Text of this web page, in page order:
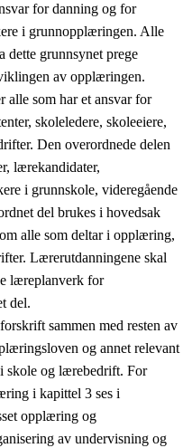
for danning og for
i grunnopplæringen. Alle
dette grunnsynet prege
av opplæringen.
alle som har et ansvar for
skoleledere, skoleeiere,
Den overordnede delen
lærekandidater,
i grunnskole, videregående
del brukes i hovedsak
alle som deltar i opplæring,
Lærerutdanningene skal
læreplanverk for
del.
sammen med resten av
og annet relevant
skole og lærebedrift. For
i kapittel 3 ses i
opplæring og
av undervisning og